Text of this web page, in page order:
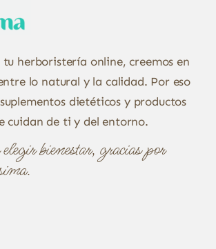
herboristería online, creemos en
lo natural y la calidad. Por eso
dietéticos y productos
cuidan de ti y del entorno.
bienestar, gracias por